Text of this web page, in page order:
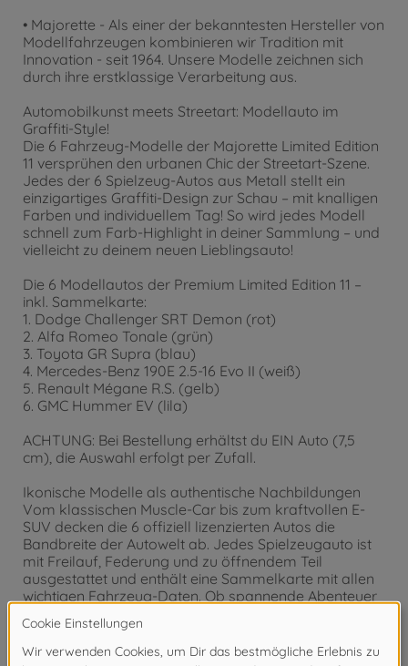
• Majorette - Als einer der bekanntesten Hersteller von
Modellfahrzeugen kombinieren wir Tradition mit
Innovation - seit 1964. Unsere Modelle zeichnen sich
durch ihre erstklassige Verarbeitung aus.
Automobilkunst meets Streetart: Modellauto im
Graffiti-Style!
Die 6 Fahrzeug-Modelle der Majorette Limited Edition
11 versprühen den urbanen Chic der Streetart-Szene.
Jedes der 6 Spielzeug-Autos aus Metall stellt ein
einzigartiges Graffiti-Design zur Schau – mit knalligen
Farben und individuellem Tag! So wird jedes Modell
schnell zum Farb-Highlight in deiner Sammlung – und
vielleicht zu deinem neuen Lieblingsauto!
Die 6 Modellautos der Premium Limited Edition 11 –
inkl. Sammelkarte:
1. Dodge Challenger SRT Demon (rot)
2. Alfa Romeo Tonale (grün)
3. Toyota GR Supra (blau)
4. Mercedes-Benz 190E 2.5-16 Evo II (weiß)
5. Renault Mégane R.S. (gelb)
6. GMC Hummer EV (lila)
ACHTUNG: Bei Bestellung erhältst du EIN Auto (7,5
cm), die Auswahl erfolgt per Zufall.
Ikonische Modelle als authentische Nachbildungen
Vom klassischen Muscle-Car bis zum kraftvollen E-
SUV decken die 6 offiziell lizenzierten Autos die
Bandbreite der Autowelt ab. Jedes Spielzeugauto ist
mit Freilauf, Federung und zu öffnendem Teil
ausgestattet und enthält eine Sammelkarte mit allen
wichtigen Fahrzeug-Daten. Ob spannende Abenteuer
ab 3 Jahren oder als Blickfang in der Vitrine: Die
robusten Metallautos begeistern Kinder und
Autoliebhaber gleichermaßen. Perfekt als kleine